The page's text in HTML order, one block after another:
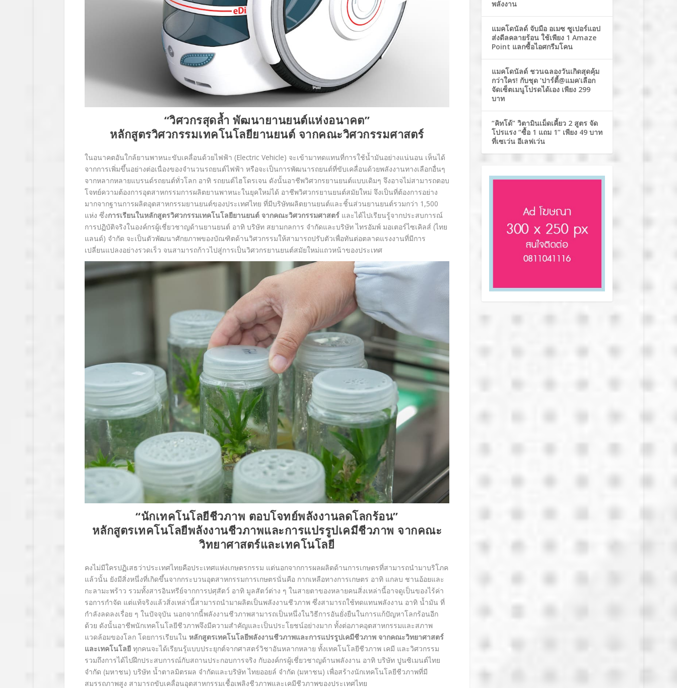
“วิศวกรสุดล้ำ พัฒนายานยนต์แห่งอนาคต”
หลักสูตรวิศวกรรมเทคโนโลยียานยนต์ จากคณะวิศวกรรมศาสตร์
ในอนาคตอันใกล้ยานพาหนะขับเคลื่อนด้วยไฟฟ้า (Electric Vehicle) จะเข้ามาทดแทนที่การใช้น้ำมันอย่างแน่นอน เห็นได้
จากการเพิ่มขึ้นอย่างต่อเนื่องของจำนวนรถยนต์ไฟฟ้า หรือจะเป็นการพัฒนารถยนต์ที่ขับเคลื่อนด้วยพลังงานทางเลือกอื่นๆ
จากหลากหลายแบรนด์รถยนต์ทั่วโลก อาทิ รถยนต์ไฮโดรเจน ดังนั้นอาชีพวิศวกรยานยนต์แบบเดิมๆ จึงอาจไม่สามารถตอบ
โจทย์ความต้องการอุตสาหกรรมการผลิตยานพาหนะในยุคใหม่ได้ อาชีพวิศวกรยานยนต์สมัยใหม่ จึงเป็นที่ต้องการอย่าง
มากจากฐานการผลิตอุตสาหกรรมยานยนต์ของประเทศไทย ที่มีบริษัทผลิตยานยนต์และชิ้นส่วนยานยนต์รวมกว่า 1,500
แห่ง ซึ่งการเรียนในหลักสูตรวิศวกรรมเทคโนโลยียานยนต์ จากคณะวิศวกรรมศาสตร์และได้ไปเรียนรู้จากประสบการณ์
การปฏิบัติจริงในองค์กรผู้เชี่ยวชาญด้านยานยนต์ อาทิ บริษัท สยามกลการ จำกัดและบริษัท ไทรอัมพ์ มอเตอร์ไซเคิลส์ (ไทย
แลนด์) จํากัด จะเป็นตัวพัฒนาศักยภาพของบัณฑิตด้านวิศวกรรมให้สามารถปรับตัวเพื่อทันต่อตลาดแรงงานที่มีการ
เปลี่ยนแปลงอย่างรวดเร็ว จนสามารถก้าวไปสู่การเป็นวิศวกรยานยนต์สมัยใหม่แถวหน้าของประเทศ
“นักเทคโนโลยีชีวภาพ ตอบโจทย์พลังงานลดโลกร้อน”
หลักสูตรเทคโนโลยีพลังงานชีวภาพและการแปรรูปเคมีชีวภาพ จากคณะ
วิทยาศาสตร์และเทคโนโลยี
คงไม่มีใครปฏิเสธว่าประเทศไทยคือประเทศแห่งเกษตรกรรม แต่นอกจากการผลผลิตด้านการเกษตรที่สามารถนำมาบริโภค
แล้วนั้น ยังมีสิ่งหนึ่งที่เกิดขึ้นจากกระบวนอุตสาหกรรมการเกษตรนั่นคือ กากเหลือทางการเกษตร อาทิ แกลบ ชานอ้อยและ
กะลามะพร้าว รวมทั้งสารอินทรีย์จากการปศุสัตว์ อาทิ มูลสัตว์ต่าง ๆ ในสายตาของหลายคนสิ่งเหล่านี้อาจดูเป็นของไร้ค่า
รอการกำจัด แต่แท้จริงแล้วสิ่งเหล่านี้สามารถนำมาผลิตเป็นพลังงานชีวภาพ ซึ่งสามารถใช้ทดแทนพลังงาน อาทิ น้ำมัน ที่
กำลังลดลงเรื่อย ๆ ในปัจจุบัน นอกจากนี้พลังงานชีวภาพสามารถเป็นหนึ่งในวิธีการอันยั่งยืนในการแก้ปัญหาโลกร้อนอีก
ด้วย ดังนั้นอาชีพนักเทคโนโลยีชีวภาพจึงมีความสำคัญและเป็นประโยชน์อย่างมาก ทั้งต่อภาคอุตสาหกรรมและสภาพ
แวดล้อมของโลก โดยการเรียนใน หลักสูตรเทคโนโลยีพลังงานชีวภาพและการแปรรูปเคมีชีวภาพ จากคณะวิทยาศาสตร์
และเทคโนโลยีทุกคนจะได้เรียนรู้แบบประยุกต์จากศาสตร์วิชาอันหลากหลาย ทั้งเทคโนโลยีชีวภาพ เคมี และวิศวกรรม
รวมถึงการได้ไปฝึกประสบการณ์กับสถานประกอบการจริง กับองค์กรผู้เชี่ยวชาญด้านพลังงาน อาทิ บริษัท ปูนซิเมนต์ไทย
จำกัด (มหาชน) บริษัท น้ำตาลมิตรผล จำกัดและบริษัท ไทยออยล์ จํากัด (มหาชน) เพื่อสร้างนักเทคโนโลยีชีวภาพที่มี
สมรรถภาพสูง สามารถขับเคลื่อนอุตสาหกรรมเชื้อเพลิงชีวภาพและเคมีชีวภาพของประเทศไทย
พลังงาน
แมคโดนัลด์ จับมือ อเมซ ซูเปอร์แอป
ส่งดีลคลายร้อน ใช้เพียง 1 Amaze
Point แลกซื้อไอศกรีมโคน
แมคโดนัลด์ ชวนฉลองวันเกิดสุดคุ้ม
กว่าใคร! กับชุด ‘ปาร์ตี้@แมค’เลือก
จัดเซ็ตเมนูโปรดได้เอง เพียง 299
บาท
“คิทโด้” วิตามินเม็ดเคี้ยว 2 สูตร จัด
โปรแรง “ซื้อ 1 แถม 1” เพียง 49 บาท
ที่เซเว่น อีเลฟเว่น